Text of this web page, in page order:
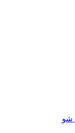
شو